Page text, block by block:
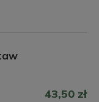
43,50 zł